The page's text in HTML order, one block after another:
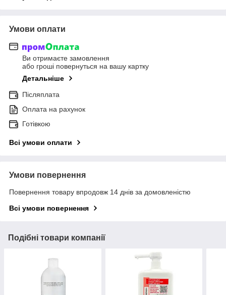
Умови оплати
Ви отримаєте замовлення
або гроші повернуться на вашу картку
Детальніше
Післяплата
Оплата на рахунок
Готівкою
Всі умови оплати
Умови повернення
Повернення товару впродовж 14 днів за домовленістю
Всі умови повернення
Подібні товари компанії